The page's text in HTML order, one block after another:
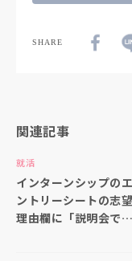
SHARE
関連記事
就活
インターンシップのエ
ントリーシートの志望
理由欄に「説明会で聞